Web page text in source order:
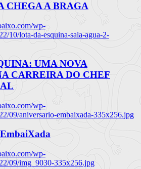
CHEGA A BRAGA
wp-
10/lota-da-esquina-sala-agua-2-
UMA NOVA
CARREIRA DO CHEF
wp-
09/aniversario-embaixada-335x256.jpg
wp-
09/img_9030-335x256.jpg